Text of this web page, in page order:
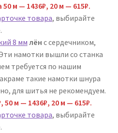
50 м — 1436₽, 20 м — 615₽.
товара, выбирайте
8 мм лён с сердечником,
намотки вышли со станка
требуется по нашим
такие намотки шнура
для шитья не рекомендуем.
50 м — 1436₽, 20 м — 615₽.
товара, выбирайте